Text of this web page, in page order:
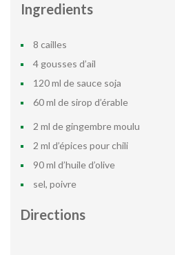
Ingredients
8 cailles
4 gousses d’ail
120 ml de sauce soja
60 ml de sirop d’érable
2 ml de gingembre moulu
2 ml d’épices pour chili
90 ml d’huile d’olive
sel, poivre
Directions